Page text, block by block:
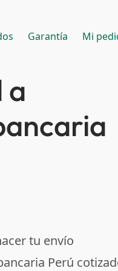
Garantía Mi
a
tu envío
Perú